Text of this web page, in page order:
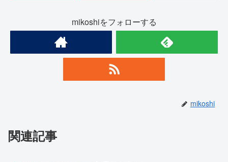
mikoshiをフォローする
mikoshi
関連記事